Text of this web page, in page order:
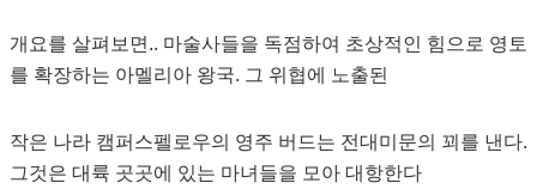
개요를 살펴보면.. 마술사들을 독점하여 초상적인 힘으로 영토
를 확장하는 아멜리아 왕국. 그 위협에 노출된
작은 나라 캠퍼스펠로우의 영주 버드는 전대미문의 꾀를 낸다.
그것은 대륙 곳곳에 있는 마녀들을 모아 대항한다